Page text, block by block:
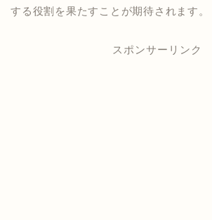
する役割を果たすことが期待されます。
スポンサーリンク